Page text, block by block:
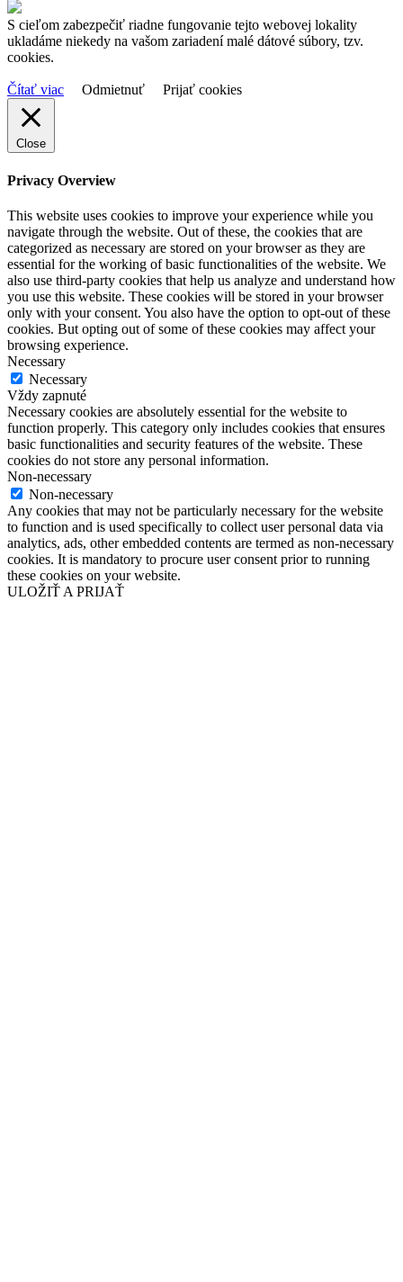
S cieľom zabezpečiť riadne fungovanie tejto webovej lokality
ukladáme niekedy na vašom zariadení malé dátové súbory, tzv.
cookies.
Čítať viac Odmietnuť Prijať cookies
Close
Privacy Overview
This website uses cookies to improve your experience while you
navigate through the website. Out of these, the cookies that are
categorized as necessary are stored on your browser as they are
essential for the working of basic functionalities of the website. We
also use third-party cookies that help us analyze and understand how
you use this website. These cookies will be stored in your browser
only with your consent. You also have the option to opt-out of these
cookies. But opting out of some of these cookies may affect your
browsing experience.
Necessary
Necessary
Vždy zapnuté
Necessary cookies are absolutely essential for the website to
function properly. This category only includes cookies that ensures
basic functionalities and security features of the website. These
cookies do not store any personal information.
Non-necessary
Non-necessary
Any cookies that may not be particularly necessary for the website
to function and is used specifically to collect user personal data via
analytics, ads, other embedded contents are termed as non-necessary
cookies. It is mandatory to procure user consent prior to running
these cookies on your website.
ULOŽIŤ A PRIJAŤ